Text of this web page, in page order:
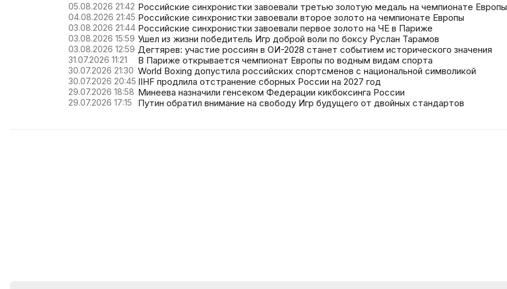
05.08.2026 21:42 Российские синхронистки завоевали третью золотую медаль на чемпионате Европы
04.08.2026 21:45 Российские синхронистки завоевали второе золото на чемпионате Европы
03.08.2026 21:44 Российские синхронистки завоевали первое золото на ЧЕ в Париже
03.08.2026 15:59 Ушел из жизни победитель Игр доброй воли по боксу Руслан Тарамов
03.08.2026 12:59 Дегтярев: участие россиян в ОИ-2028 станет событием исторического значения
31.07.2026 11:21 В Париже открывается чемпионат Европы по водным видам спорта
30.07.2026 21:30 World Boxing допустила российских спортсменов с национальной символикой
30.07.2026 20:45 IIHF продлила отстранение сборных России на 2027 год
29.07.2026 18:58 Минеева назначили генсеком Федерации кикбоксинга России
29.07.2026 17:15 Путин обратил внимание на свободу Игр будущего от двойных стандартов